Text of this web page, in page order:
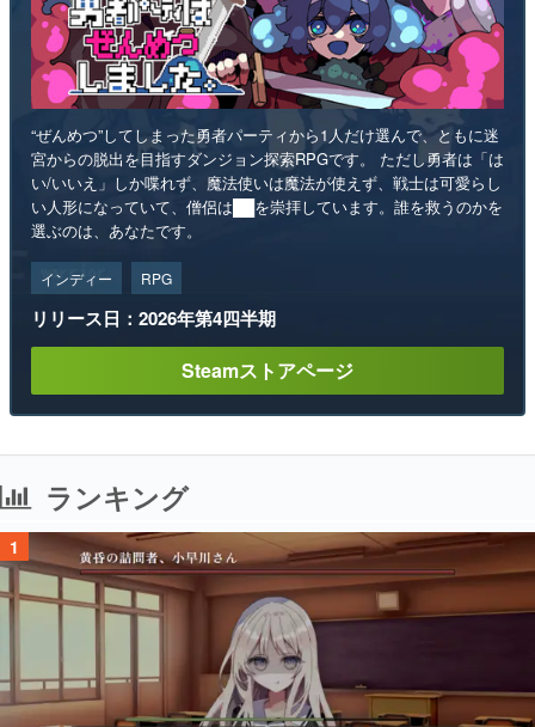
“ぜんめつ”してしまった勇者パーティから1人だけ選んで、ともに迷
宮からの脱出を目指すダンジョン探索RPGです。 ただし勇者は「は
い/いいえ」しか喋れず、魔法使いは魔法が使えず、戦士は可愛らし
い人形になっていて、僧侶は██を崇拝しています。誰を救うのかを
選ぶのは、あなたです。
インディー RPG
リリース日：2026年第4四半期
Steamストアページ
ランキング
1